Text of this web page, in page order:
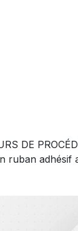
DE
ruban adhésif